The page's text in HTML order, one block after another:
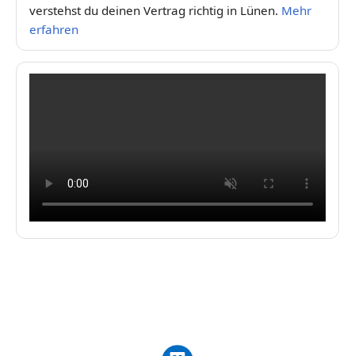
verstehst du deinen Vertrag richtig in Lünen. Mehr
erfahren